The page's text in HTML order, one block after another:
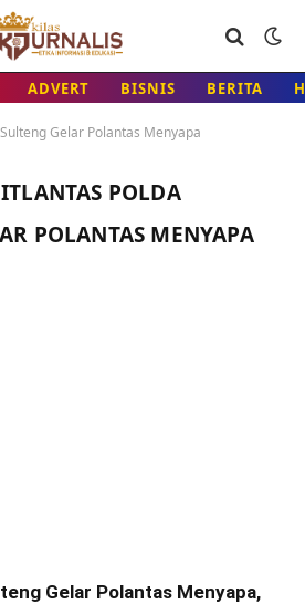
ADVERT BISNIS BERITA
Gelar Polantas Menyapa
POLDA
POLANTAS MENYAPA
Gelar Polantas Menyapa,